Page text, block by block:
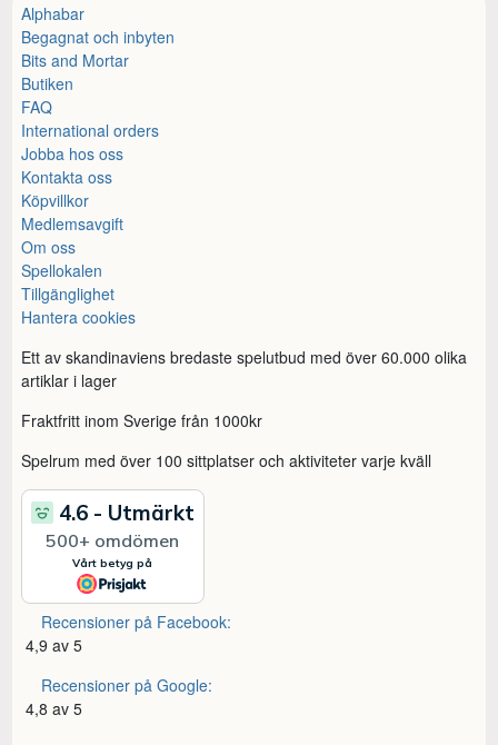
Alphabar
Begagnat och inbyten
Bits and Mortar
Butiken
FAQ
International orders
Jobba hos oss
Kontakta oss
Köpvillkor
Medlemsavgift
Om oss
Spellokalen
Tillgänglighet
Hantera cookies
Ett av skandinaviens bredaste spelutbud med över 60.000 olika
artiklar i lager
Fraktfritt inom Sverige från 1000kr
Spelrum med över 100 sittplatser och aktiviteter varje kväll
Recensioner på Facebook:
4,9 av 5
Recensioner på Google:
4,8 av 5